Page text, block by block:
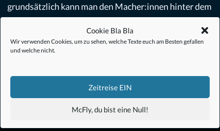
Cookie Bla Bla
Wir verwenden Cookies, um zu sehen, welche Texte euch am Besten gefallen
und welche nicht.
Zeitreise EIN
McFly, du bist eine Null!
grundsätzlich kann man den Macher:innen hinter dem
Off/Prequels/Corporate-Fan-Fictions…
Weiterlesen »